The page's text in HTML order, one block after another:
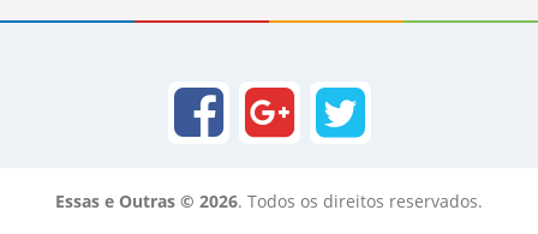
Essas e Outras © 2026. Todos os direitos reservados.